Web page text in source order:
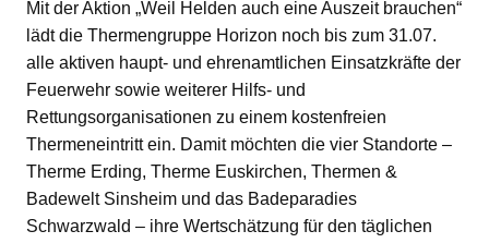
Mit der Aktion „Weil Helden auch eine Auszeit brauchen“
lädt die Thermengruppe Horizon noch bis zum 31.07.
alle aktiven haupt- und ehrenamtlichen Einsatzkräfte der
Feuerwehr sowie weiterer Hilfs- und
Rettungsorganisationen zu einem kostenfreien
Thermeneintritt ein. Damit möchten die vier Standorte –
Therme Erding, Therme Euskirchen, Thermen &
Badewelt Sinsheim und das Badeparadies
Schwarzwald – ihre Wertschätzung für den täglichen